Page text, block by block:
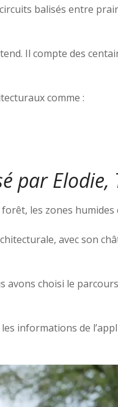
balisés entre
Il compte des
comme :
parElodie,
les zones
avec son
choisi le
informations de